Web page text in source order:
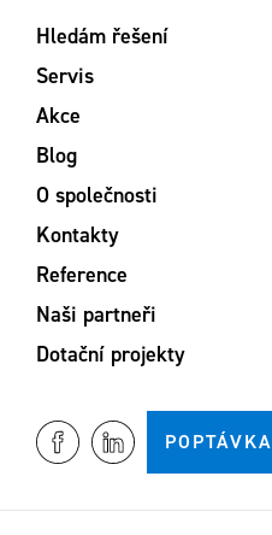
Hledám řešení
Servis
Akce
Blog
O společnosti
Kontakty
Reference
Naši partneři
Dotační projekty
POPTÁVKA